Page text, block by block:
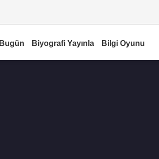
Biyografi Yayınla Bilgi Oyunu